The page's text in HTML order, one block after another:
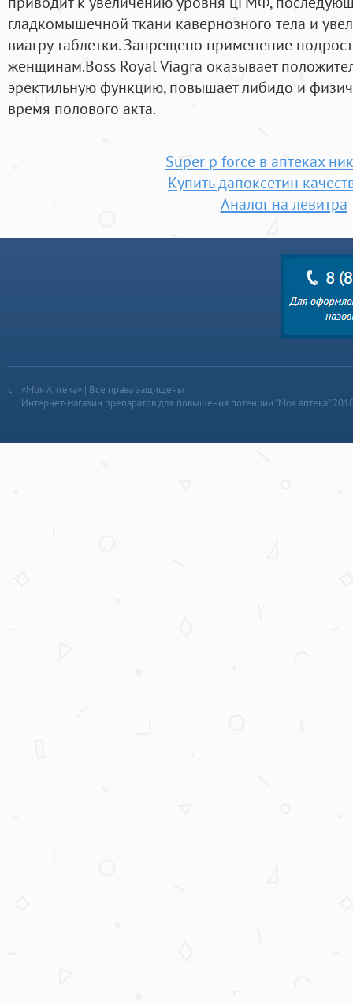
гладкомышечной ткани кавернозного тела и
виагру таблетки. Запрещено применение
женщинам.Boss Royal Viagra оказывает
эректильную функцию, повышает либидо и
время полового акта.
Super p force в аптеках
Купить дапоксетин
Аналог на левитра
«Моя Аптека» | Все права защищены
Интернет-магазин препаратов для повышения потенции “Моя аптека”